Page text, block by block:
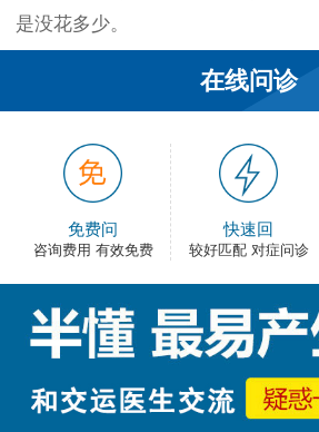
是没花多少。
和平网友：
护士都很不错，服务好热情，
卡佛：
手术费用还能接受，早上去的
了，出血不多，还不错。
大叔：
在线问诊
免费问
咨询费用 有效免费
快速回
较好匹配 对症问诊